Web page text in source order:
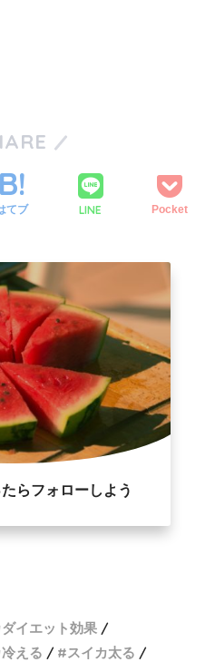
てブ LINE Pocket
らフォローしよう
イエット効果
える
スイカ太る